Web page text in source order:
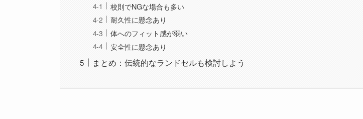
校則でNGな場合も多い
耐久性に懸念あり
体へのフィット感が弱い
安全性に懸念あり
まとめ：伝統的なランドセルも検討しよう